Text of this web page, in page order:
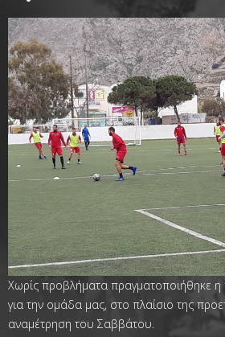
Χωρίς προβλήματα πραγματοποιήθηκε η
για την ομάδα μας, στο πλαίσιο της
αναμέτρηση του Σαββάτου.